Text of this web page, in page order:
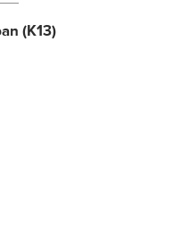
(K13)